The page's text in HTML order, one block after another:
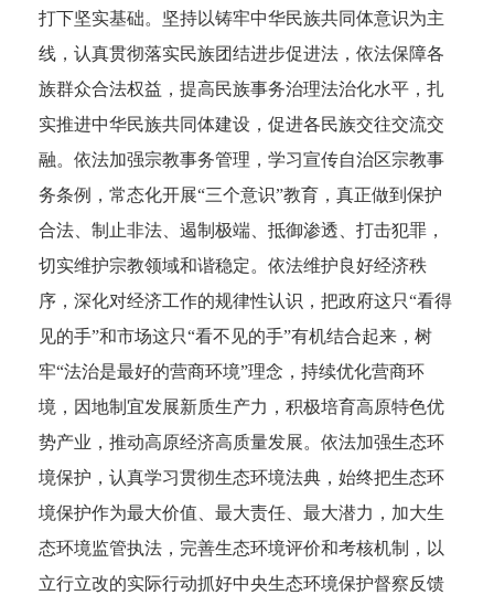
打下坚实基础。坚持以铸牢中华民族共同体意识为主
线，认真贯彻落实民族团结进步促进法，依法保障各
族群众合法权益，提高民族事务治理法治化水平，扎
实推进中华民族共同体建设，促进各民族交往交流交
融。依法加强宗教事务管理，学习宣传自治区宗教事
务条例，常态化开展“三个意识”教育，真正做到保护
合法、制止非法、遏制极端、抵御渗透、打击犯罪，
切实维护宗教领域和谐稳定。依法维护良好经济秩
序，深化对经济工作的规律性认识，把政府这只“看得
见的手”和市场这只“看不见的手”有机结合起来，树
牢“法治是最好的营商环境”理念，持续优化营商环
境，因地制宜发展新质生产力，积极培育高原特色优
势产业，推动高原经济高质量发展。依法加强生态环
境保护，认真学习贯彻生态环境法典，始终把生态环
境保护作为最大价值、最大责任、最大潜力，加大生
态环境监管执法，完善生态环境评价和考核机制，以
立行立改的实际行动抓好中央生态环境保护督察反馈